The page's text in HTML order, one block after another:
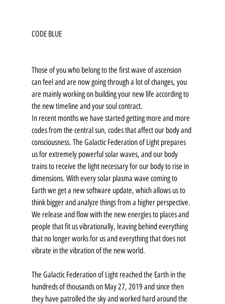
CODE BLUE
Those of you who belong to the first wave of ascension
can feel and are now going through a lot of changes, you
are mainly working on building your new life according to
the new timeline and your soul contract.
In recent months we have started getting more and more
codes from the central sun, codes that affect our body and
consciousness. The Galactic Federation of Light prepares
us for extremely powerful solar waves, and our body
trains to receive the light necessary for our body to rise in
dimensions. With every solar plasma wave coming to
Earth we get a new software update, which allows us to
think bigger and analyze things from a higher perspective.
We release and flow with the new energies to places and
people that fit us vibrationally, leaving behind everything
that no longer works for us and everything that does not
vibrate in the vibration of the new world.
The Galactic Federation of Light reached the Earth in the
hundreds of thousands on May 27, 2019 and since then
they have patrolled the sky and worked hard around the